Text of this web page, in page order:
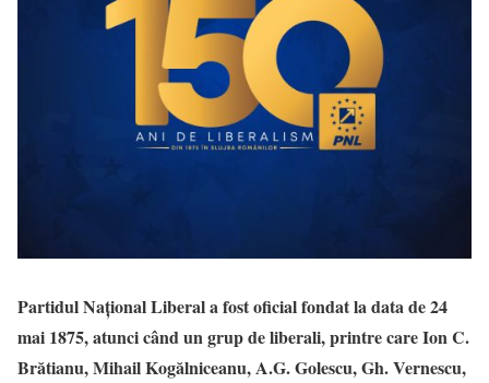
Partidul Național Liberal a fost oficial fondat la data de 24
mai 1875, atunci când un grup de liberali, printre care Ion C.
Brătianu, Mihail Kogălniceanu, A.G. Golescu, Gh. Vernescu,